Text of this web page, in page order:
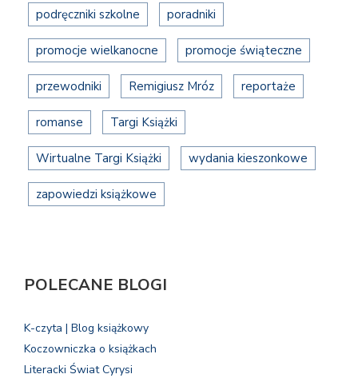
podręczniki szkolne poradniki
promocje wielkanocne promocje świąteczne
przewodniki Remigiusz Mróz reportaże
romanse Targi Książki
Wirtualne Targi Książki wydania kieszonkowe
zapowiedzi książkowe
POLECANE BLOGI
K-czyta | Blog książkowy
Koczowniczka o książkach
Literacki Świat Cyrysi